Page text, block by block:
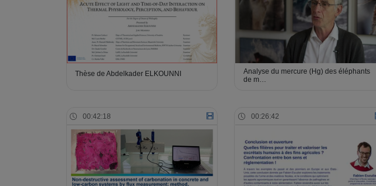
Thèse de Abdelkader ELKOUNNI
Analyse du mercure (Hg) des éléphants
de m…
00:42:18 00:26:42